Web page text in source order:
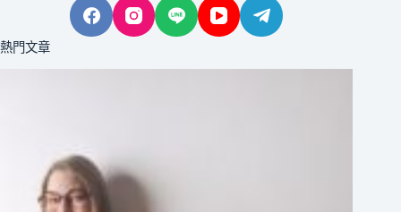
熱門文章